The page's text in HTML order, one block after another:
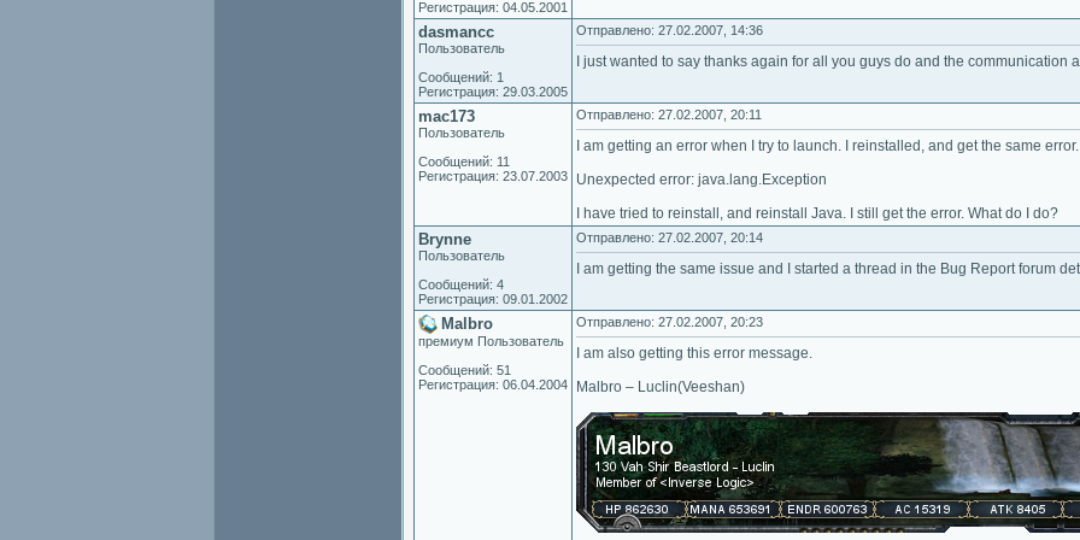
Регистрация: 04.05.2001
dasmancc
Пользователь
Сообщений: 1
Регистрация: 29.03.2005
Отправлено: 27.02.2007, 14:36
I just wanted to say thanks again for all you guys do and the communication
mac173
Пользователь
Сообщений: 11
Регистрация: 23.07.2003
Отправлено: 27.02.2007, 20:11
I am getting an error when I try to launch. I reinstalled, and get the same error.
Unexpected error: java.lang.Exception
I have tried to reinstall, and reinstall Java. I still get the error. What do I do?
Brynne
Пользователь
Сообщений: 4
Регистрация: 09.01.2002
Отправлено: 27.02.2007, 20:14
I am getting the same issue and I started a thread in the Bug Report forum
Malbro
премиум Пользователь
Сообщений: 51
Регистрация: 06.04.2004
Отправлено: 27.02.2007, 20:23
I am also getting this error message.
Malbro – Luclin(Veeshan)